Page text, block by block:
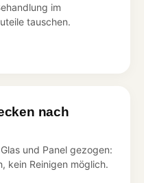
im
tauschen.
nach
und Panel gezogen:
kein Reinigen möglich.